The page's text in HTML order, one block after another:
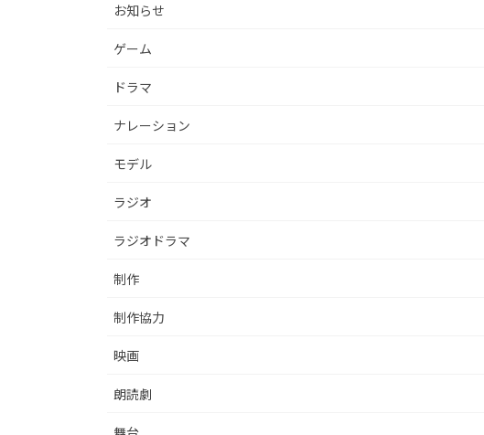
お知らせ
ゲーム
ドラマ
ナレーション
モデル
ラジオ
ラジオドラマ
制作
制作協力
映画
朗読劇